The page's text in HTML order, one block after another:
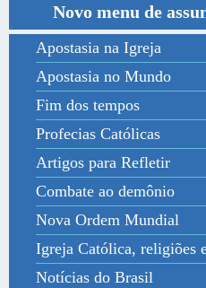
Novo menu de
Apostasia na Igreja
Apostasia no Mundo
Fim dos tempos
Profecias Católicas
Artigos para Refletir
Combate ao demônio
Nova Ordem Mundial
Igreja Católica, religiões
Notícias do Brasil